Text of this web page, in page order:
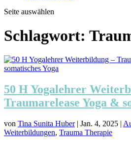
Seite auswählen
Schlagwort:
50 H Yogalehrer
Traumarelease Yoga &
von Tina Sunita Huber| Jan. 4, 2025 |
Weiterbildungen, Trauma Therapie